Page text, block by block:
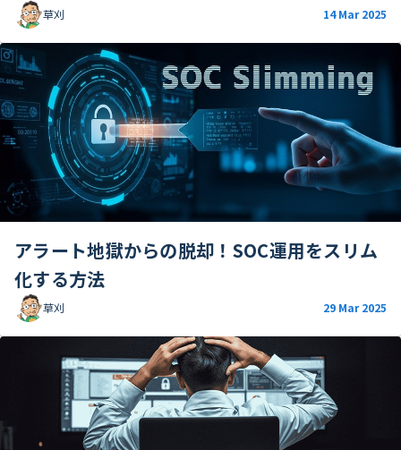
草刈 14 Mar 2025
アラート地獄からの脱却！SOC運用をスリム
化する方法
草刈 29 Mar 2025